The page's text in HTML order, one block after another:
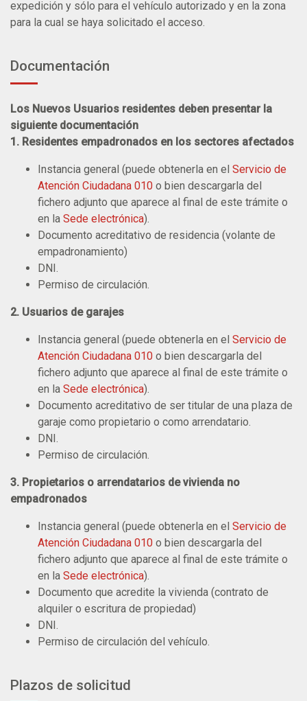
expedición y sólo para el vehículo autorizado y en la zona
para la cual se haya solicitado el acceso.
Documentación
Los Nuevos Usuarios residentes deben presentar la
siguiente documentación
1. Residentes empadronados en los sectores afectados
Instancia general (puede obtenerla en el Servicio de
Atención Ciudadana 010 o bien descargarla del
fichero adjunto que aparece al final de este trámite o
en la Sede electrónica).
Documento acreditativo de residencia (volante de
empadronamiento)
DNI.
Permiso de circulación.
2. Usuarios de garajes
Instancia general (puede obtenerla en el Servicio de
Atención Ciudadana 010 o bien descargarla del
fichero adjunto que aparece al final de este trámite o
en la Sede electrónica).
Documento acreditativo de ser titular de una plaza de
garaje como propietario o como arrendatario.
DNI.
Permiso de circulación.
3. Propietarios o arrendatarios de vivienda no
empadronados
Instancia general (puede obtenerla en el Servicio de
Atención Ciudadana 010 o bien descargarla del
fichero adjunto que aparece al final de este trámite o
en la Sede electrónica).
Documento que acredite la vivienda (contrato de
alquiler o escritura de propiedad)
DNI.
Permiso de circulación del vehículo.
Plazos de solicitud